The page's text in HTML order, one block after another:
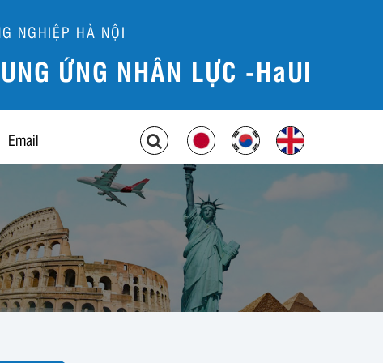
NGHIỆP HÀ NỘI
ỨNG NHÂN LỰC -HaUI
Email